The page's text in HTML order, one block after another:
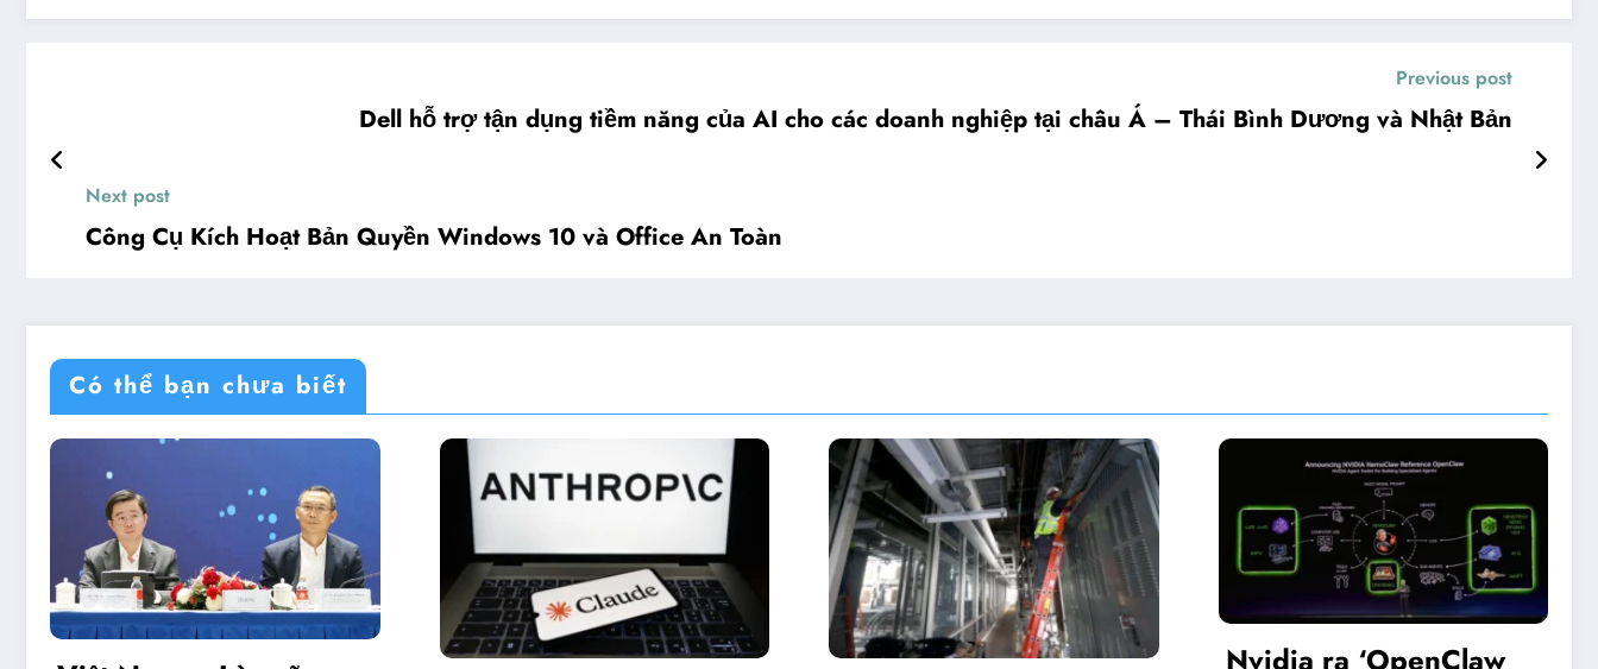
Previous post
Dell hỗ trợ tận dụng tiềm năng của AI cho các doanh nghiệp tại châu Á – Thái Bình Dương và Nhật Bản
Next post
Công Cụ Kích Hoạt Bản Quyền Windows 10 và Office An Toàn
Có thể bạn chưa biết
Nvidia ra ‘OpenClaw